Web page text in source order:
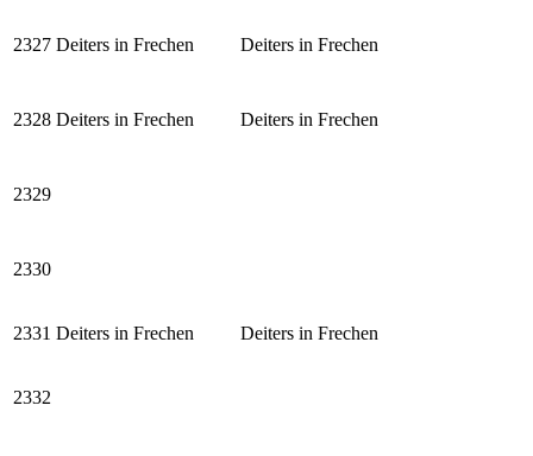
2327 Deiters in Frechen Deiters in Frechen
2328 Deiters in Frechen Deiters in Frechen
2329
2330
2331 Deiters in Frechen Deiters in Frechen
2332